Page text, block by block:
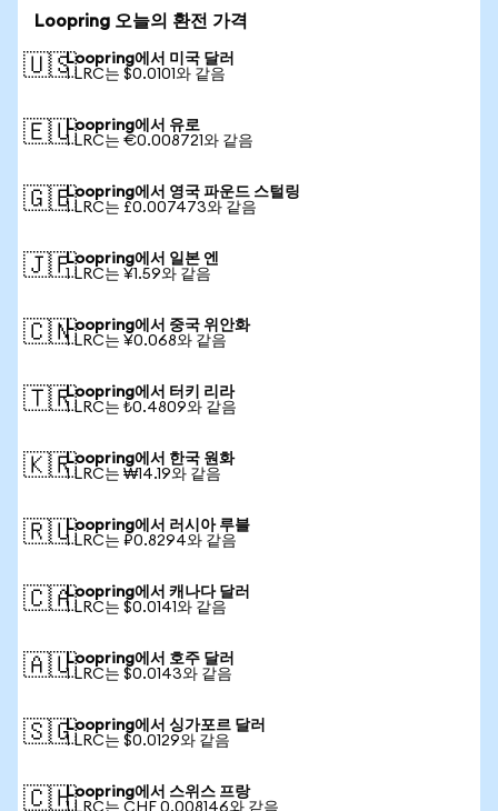
Loopring 오늘의 환전 가격
🇺🇸Loopring에서 미국 달러
1 LRC는 $0.0101와 같음
🇪🇺Loopring에서 유로
1 LRC는 €0.008721와 같음
🇬🇧Loopring에서 영국 파운드 스털링
1 LRC는 £0.007473와 같음
🇯🇵Loopring에서 일본 엔
1 LRC는 ¥1.59와 같음
🇨🇳Loopring에서 중국 위안화
1 LRC는 ¥0.068와 같음
🇹🇷Loopring에서 터키 리라
1 LRC는 ₺0.4809와 같음
🇰🇷Loopring에서 한국 원화
1 LRC는 ₩14.19와 같음
🇷🇺Loopring에서 러시아 루블
1 LRC는 ₽0.8294와 같음
🇨🇦Loopring에서 캐나다 달러
1 LRC는 $0.0141와 같음
🇦🇺Loopring에서 호주 달러
1 LRC는 $0.0143와 같음
🇸🇬Loopring에서 싱가포르 달러
1 LRC는 $0.0129와 같음
🇨🇭Loopring에서 스위스 프랑
1 LRC는 CHF 0.008146와 같음